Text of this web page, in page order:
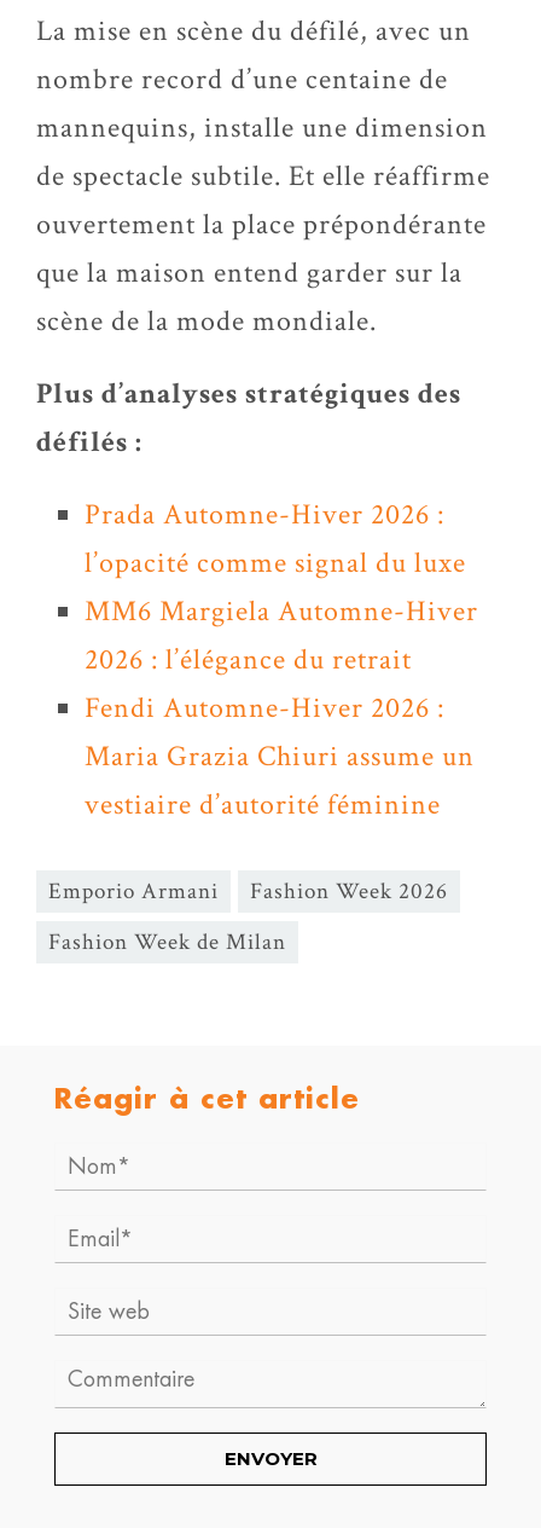
La mise en scène du défilé, avec un
nombre record d’une centaine de
mannequins, installe une dimension
de spectacle subtile. Et elle réaffirme
ouvertement la place prépondérante
que la maison entend garder sur la
scène de la mode mondiale.
Plus d’analyses stratégiques des
défilés :
Prada Automne-Hiver 2026 :
l’opacité comme signal du luxe
MM6 Margiela Automne-Hiver
2026 : l’élégance du retrait
Fendi Automne-Hiver 2026 :
Maria Grazia Chiuri assume un
vestiaire d’autorité féminine
Emporio Armani
Fashion Week 2026
Fashion Week de Milan
Réagir à cet article
Nom*
Email*
Site
web
Comment